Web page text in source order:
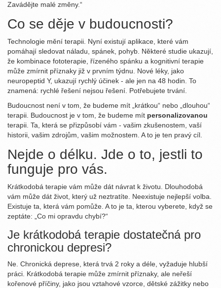
Zavádějte malé změny.“
Co se děje v budoucnosti?
Technologie mění terapii. Nyní existují aplikace, které vám
pomáhají sledovat náladu, spánek, pohyb. Některé studie ukazují,
že kombinace fototerapie, řízeného spánku a kognitivní terapie
může zmírnit příznaky již v prvním týdnu. Nové léky, jako
neuropeptid Y, ukazují rychlý účinek - ale jen na 48 hodin. To
znamená: rychlé řešení nejsou řešení. Potřebujete trvání.
Budoucnost není v tom, že budeme mít „krátkou“ nebo „dlouhou“
terapii. Budoucnost je v tom, že budeme mít personalizovanou
terapii. Ta, která se přizpůsobí vám - vašim zkušenostem, vaší
historii, vašim zdrojům, vašim možnostem. A to je ten pravý cíl.
Nejde o délku. Jde o to, jestli to
funguje pro vás.
Krátkodobá terapie vám může dát návrat k životu. Dlouhodobá
vám může dát život, který už neztratíte. Neexistuje nejlepší volba.
Existuje ta, která vám pomůže. A to je ta, kterou vyberete, když se
zeptáte: „Co mi opravdu chybí?“
Je krátkodobá terapie dostatečná pro
chronickou depresi?
Ne. Chronická deprese, která trvá 2 roky a déle, vyžaduje hlubší
práci. Krátkodobá terapie může zmírnit příznaky, ale neřeší
kořenové příčiny, jako jsou vztahové vzorce, dětské zážitky nebo